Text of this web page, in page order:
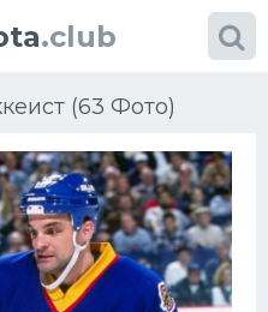
.club
(63 Фото)